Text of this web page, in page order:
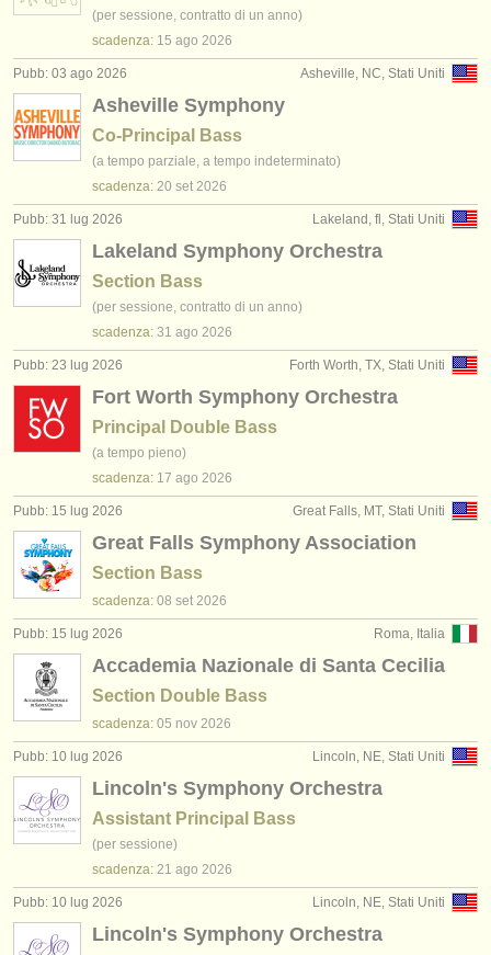
conservatori
orchestre giovanili
musicalchairs:
riguardo musicalchairs
contattaci
rss feeds
notizie di musica classica
pubblica con noi
find out about our ATS
faq
accedi
(per sessione, contratto di un anno)
scadenza: 15 ago 2026
Asheville, NC, Stati Uniti
Pubb: 03 ago 2026
Asheville Symphony
Co-Principal Bass
(a tempo parziale, a tempo indeterminato)
scadenza: 20 set 2026
Lakeland, fl, Stati Uniti
Pubb: 31 lug 2026
Lakeland Symphony Orchestra
Section Bass
(per sessione, contratto di un anno)
scadenza: 31 ago 2026
Forth Worth, TX, Stati Uniti
Pubb: 23 lug 2026
Fort Worth Symphony Orchestra
Principal Double Bass
(a tempo pieno)
scadenza: 17 ago 2026
Great Falls, MT, Stati Uniti
Pubb: 15 lug 2026
Great Falls Symphony Association
Section Bass
scadenza: 08 set 2026
Roma, Italia
Pubb: 15 lug 2026
Accademia Nazionale di Santa Cecilia
Section Double Bass
scadenza: 05 nov 2026
Lincoln, NE, Stati Uniti
Pubb: 10 lug 2026
Lincoln's Symphony Orchestra
Assistant Principal Bass
(per sessione)
scadenza: 21 ago 2026
Lincoln, NE, Stati Uniti
Pubb: 10 lug 2026
Lincoln's Symphony Orchestra